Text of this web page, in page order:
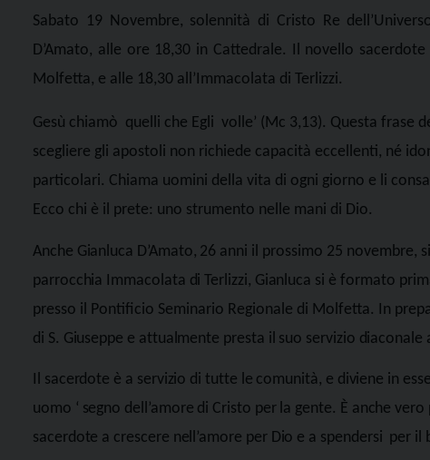
Sabato 19 Novembre, solennità di Cristo Re
D’Amato, alle ore 18,30 in Cattedrale. Il novello
Molfetta, e alle 18,30 all’Immacolata di Terlizzi.
Gesù chiamò quelli che Egli volle’ (Mc 3,13). Questa frase
scegliere gli apostoli non richiede capacità eccellenti, né
particolari. Chiama uomini della vita di ogni giorno e li
Ecco chi è il prete: uno strumento nelle mani di Dio.
Anche Gianluca D’Amato, 26 anni il prossimo 25 novembre,
parrocchia Immacolata di Terlizzi, Gianluca si è formato
presso il Pontificio Seminario Regionale di Molfetta.
In
di S. Giuseppe e attualmente presta il suo servizio
Il sacerdote è a servizio di tutte le comunità, e diviene in
uomo ‘ segno dell’amore di Cristo per la gente. È anche
sacerdote a crescere nell’amore per Dio e a spendersi per il